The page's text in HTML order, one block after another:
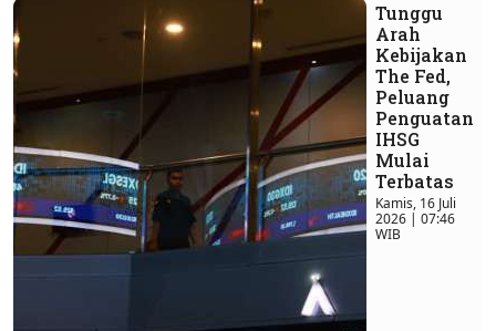
Tunggu
Arah
Kebijakan
The Fed,
Peluang
Penguatan
IHSG
Mulai
Terbatas
Kamis, 16 Juli
2026 | 07:46
WIB